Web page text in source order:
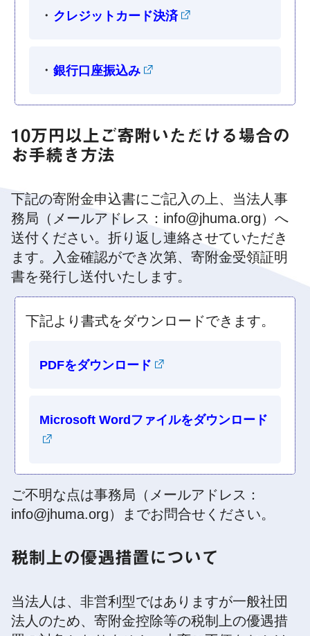
・ クレジットカード決済
・銀行口座振込み
10万円以上ご寄附いただける場合の
お手続き方法
下記の寄附金申込書にご記入の上、当法人事
務局（メールアドレス：info@jhuma.org）へ
送付ください。折り返し連絡させていただき
ます。入金確認ができ次第、寄附金受領証明
書を発行し送付いたします。
下記より書式をダウンロードできます。
PDFをダウンロード
Microsoft Wordファイルをダウンロード
ご不明な点は事務局（メールアドレス：
info@jhuma.org）までお問合せください。
税制上の優遇措置について
当法人は、非営利型ではありますが一般社団
法人のため、寄附金控除等の税制上の優遇措